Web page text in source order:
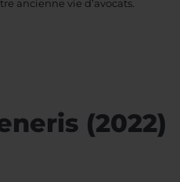
ancienne vie d’avocats.
(2022)